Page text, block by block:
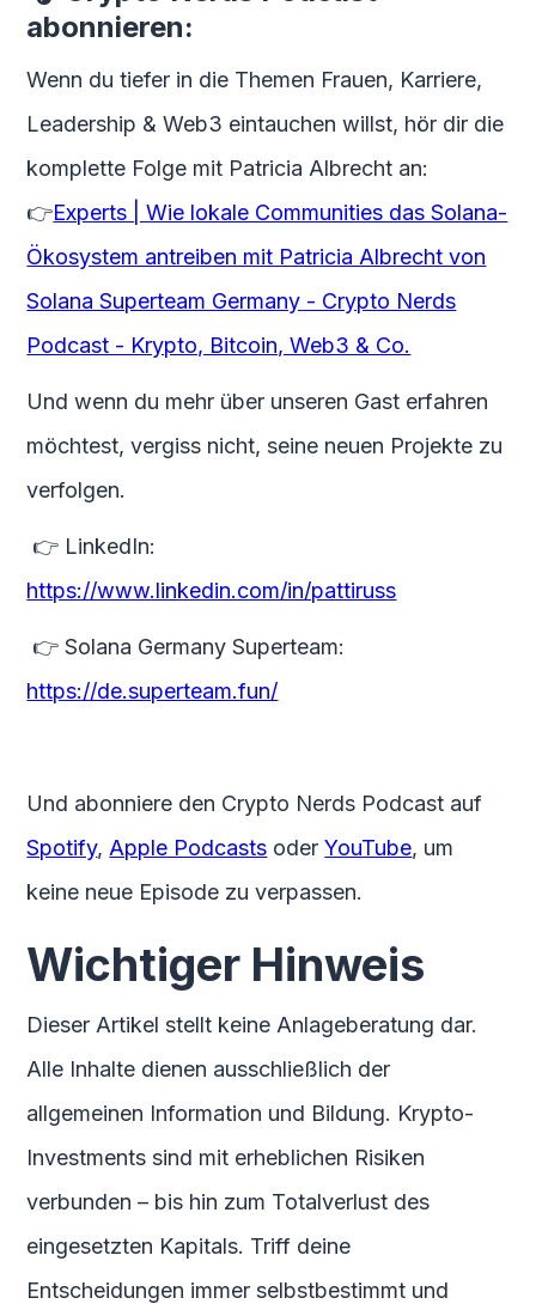
abonnieren:
Wenn du tiefer in die Themen Frauen, Karriere,
Leadership & Web3 eintauchen willst, hör dir die
komplette Folge mit Patricia Albrecht an:
👉Experts | Wie lokale Communities das Solana-
Ökosystem antreiben mit Patricia Albrecht von
Solana Superteam Germany - Crypto Nerds
Podcast - Krypto, Bitcoin, Web3 & Co.
Und wenn du mehr über unseren Gast erfahren
möchtest, vergiss nicht, seine neuen Projekte zu
verfolgen.
👉 LinkedIn:
https://www.linkedin.com/in/pattiruss
👉 Solana Germany Superteam:
https://de.superteam.fun/
Und abonniere den Crypto Nerds Podcast auf
Spotify, Apple Podcasts oderYouTube, um
keine neue Episode zu verpassen.
Wichtiger Hinweis
Dieser Artikel stellt keine Anlageberatung dar.
Alle Inhalte dienen ausschließlich der
allgemeinen Information und Bildung. Krypto-
Investments sind mit erheblichen Risiken
verbunden – bis hin zum Totalverlust des
eingesetzten Kapitals. Triff deine
Entscheidungen immer selbstbestimmt und